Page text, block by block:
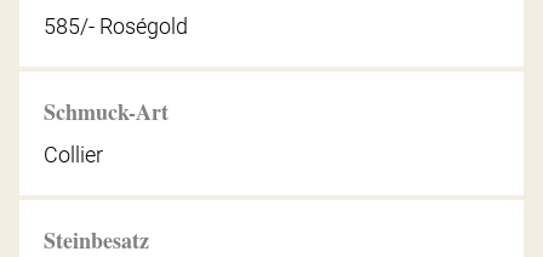
585/- Roségold
Schmuck-Art
Collier
Steinbesatz